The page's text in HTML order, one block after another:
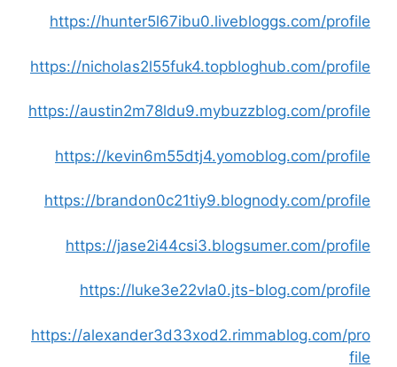
https://hunter5l67ibu0.livebloggs.com/profile
https://nicholas2l55fuk4.topbloghub.com/profile
https://austin2m78ldu9.mybuzzblog.com/profile
https://kevin6m55dtj4.yomoblog.com/profile
https://brandon0c21tiy9.blognody.com/profile
https://jase2i44csi3.blogsumer.com/profile
https://luke3e22vla0.jts-blog.com/profile
https://alexander3d33xod2.rimmablog.com/pro
file